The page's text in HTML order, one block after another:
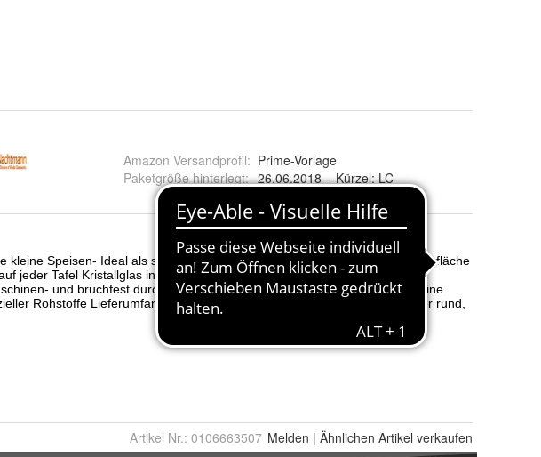
Amazon Versandprofil: Prime-Vorlage
Paketgröße hinterlegt: 26.06.2018 – Kürzel: LC
Artikel Nr.: 0106663507 Melden | Ähnlichen Artikel verkaufen